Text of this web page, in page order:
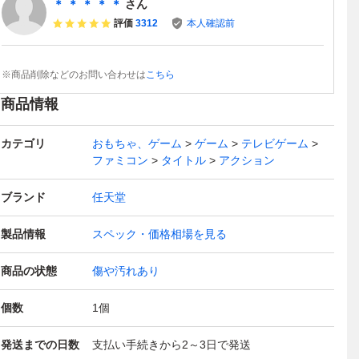
＊ ＊ ＊ ＊ ＊ さん
評価 3312 本人確認前
※商品削除などのお問い合わせはこちら
商品情報
カテゴリ おもちゃ、ゲーム ゲーム
テレビゲーム
ファミコン
タイトル アクション
ブランド 任天堂
製品情報 スペック・価格相場を見る
商品の状態 傷や汚れあり
個数 1個
発送までの日数 支払い手続きから2～3日で発送